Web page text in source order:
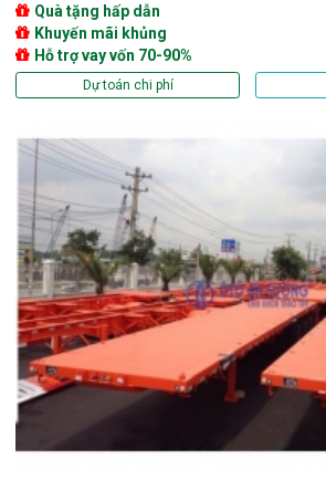
Quà tặng hấp dẫn
Khuyến mãi khủng
Hỗ trợ vay vốn 70-90%
Dự toán chi phí